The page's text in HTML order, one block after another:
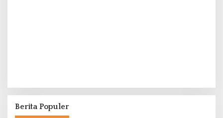
Berita Populer